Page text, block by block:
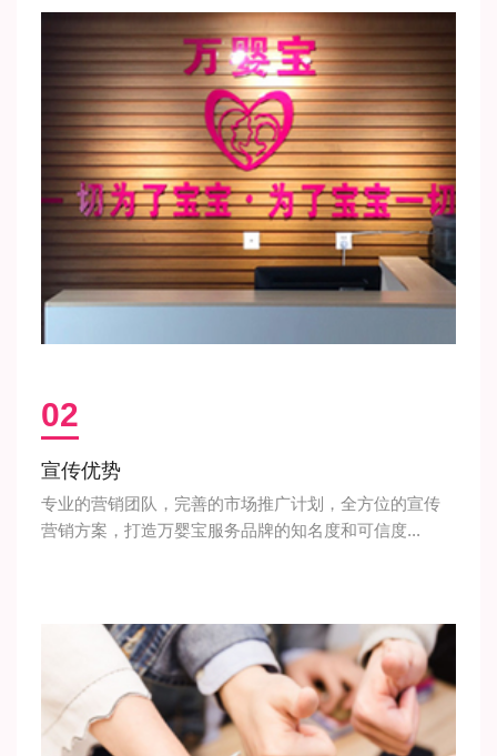
02
宣传优势
专业的营销团队，完善的市场推广计划，全方位的宣传
营销方案，打造万婴宝服务品牌的知名度和可信度...